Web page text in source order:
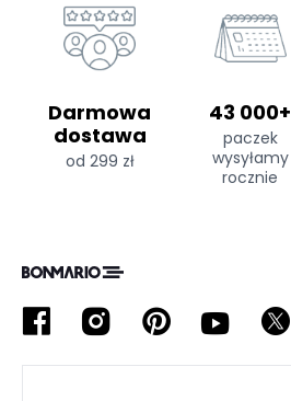
Darmowa
dostawa
od 299 zł
43 000+
paczek
wysyłamy
rocznie